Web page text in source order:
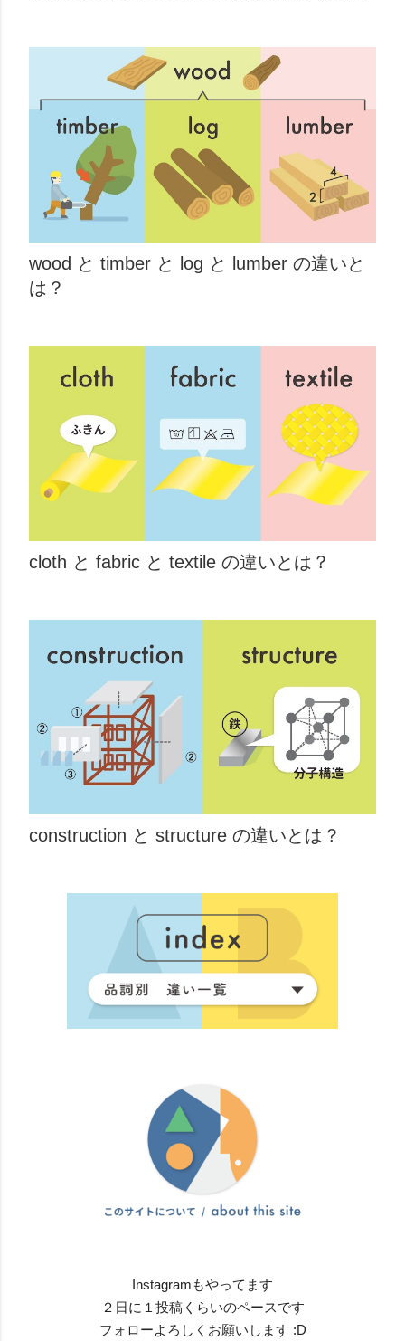
wood と timber と log と lumber の違いと
は？
cloth と fabric と textile の違いとは？
construction と structure の違いとは？
Instagramもやってます
２日に１投稿くらいのペースです
フォローよろしくお願いします :D